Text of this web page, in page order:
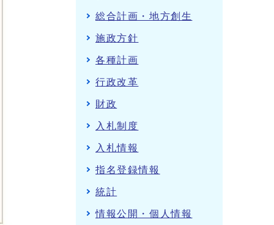
総合計画・地方創生
施政方針
各種計画
行政改革
財政
入札制度
入札情報
指名登録情報
統計
情報公開・個人情報